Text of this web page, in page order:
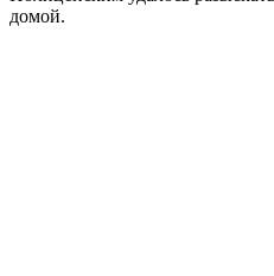
домой.